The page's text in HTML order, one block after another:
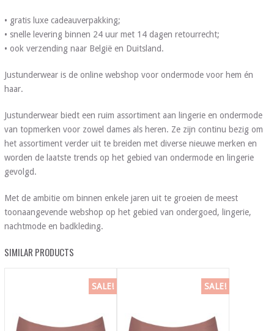
• gratis luxe cadeauverpakking;
• snelle levering binnen 24 uur met 14 dagen retourrecht;
• ook verzending naar België en Duitsland.
Justunderwear is de online webshop voor ondermode voor hem én
haar.
Justunderwear biedt een ruim assortiment aan lingerie en ondermode
van topmerken voor zowel dames als heren. Ze zijn continu bezig om
het assortiment verder uit te breiden met diverse nieuwe merken en
worden de laatste trends op het gebied van ondermode en lingerie
gevolgd.
Met de ambitie om binnen enkele jaren uit te groeien de meest
toonaangevende webshop op het gebied van ondergoed, lingerie,
nachtmode en badkleding.
SIMILAR PRODUCTS
SALE! SALE!